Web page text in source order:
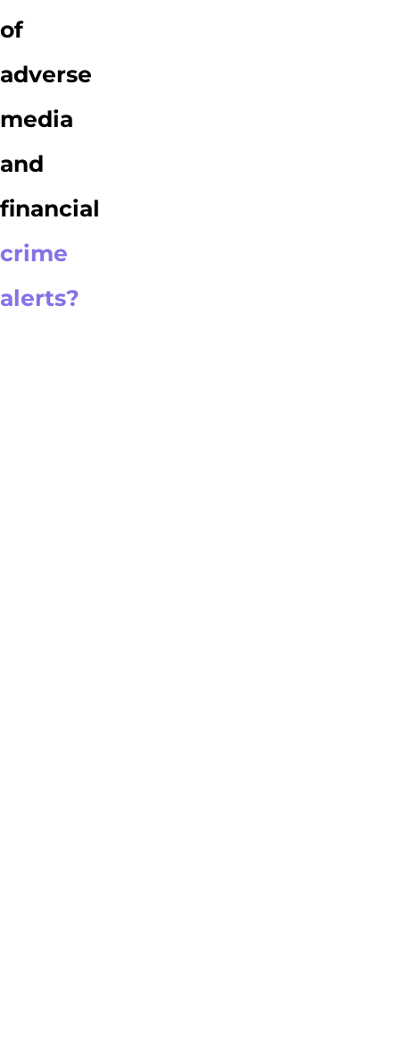
of
adverse
media
and
financial
crime
alerts?